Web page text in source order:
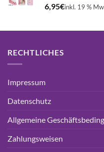
6,95€inkl. 19 %
RECHTLICHES
Impressum
Datenschutz
Allgemeine
Zahlungsweisen